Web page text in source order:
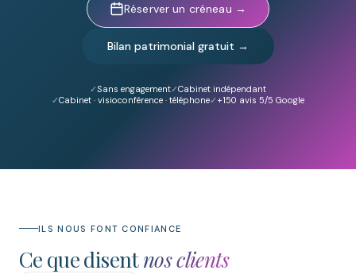
Réserver un créneau →
Bilan patrimonial gratuit →
Sans engagement
Cabinet indépendant
Cabinet · visioconférence · téléphone
+150 avis 5/5 Google
ILS NOUS FONT CONFIANCE
Ce que disentnos clients